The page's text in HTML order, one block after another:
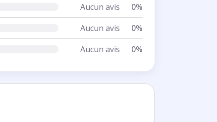
Aucun avis
0%
Aucun avis
0%
Aucun avis 0%